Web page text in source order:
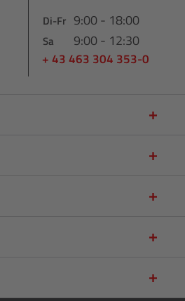
Di-Fr 9:00 - 18:00
Sa 9:00 - 12:30
+ 43 463 304 353-0